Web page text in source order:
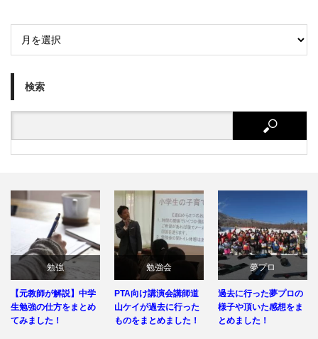
検索
勉強
【元教師が解説】中学
生勉強の仕方をまとめ
てみました！
勉強会
PTA向け講演会講師道
山ケイが過去に行った
ものをまとめました！
夢プロ
過去に行った夢プロの
様子や頂いた感想をま
とめました！